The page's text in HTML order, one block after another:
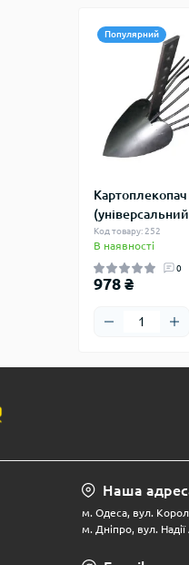
Популярний
Картоплекопач
Код товару: 252
В наявності
0
978 ₴
Наша
м. Одеса, вул.
м. Дніпро, вул.